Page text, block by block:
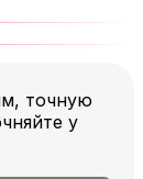
точную
у